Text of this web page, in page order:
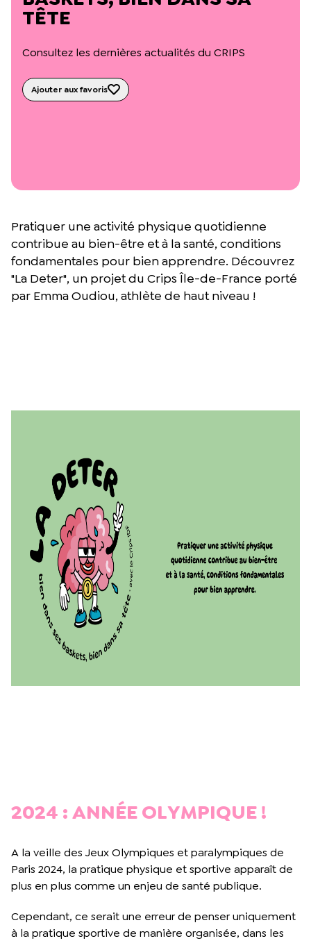
Notre documentation
Ressources pour les parents
Podcast 🎙️
L’équipe du Crips
TÊTE
Consultez les dernières actualités du CRIPS
Ajouter aux favoris
Pratiquer une activité physique quotidienne
contribue au bien-être et à la santé, conditions
fondamentales pour bien apprendre. Découvrez
"La Deter", un projet du Crips Île-de-France porté
par Emma Oudiou, athlète de haut niveau !
2024 : ANNÉE OLYMPIQUE !
A la veille des Jeux Olympiques et paralympiques de
Paris 2024, la pratique physique et sportive apparaît de
plus en plus comme un enjeu de santé publique.
Cependant, ce serait une erreur de penser uniquement
à la pratique sportive de manière organisée, dans les